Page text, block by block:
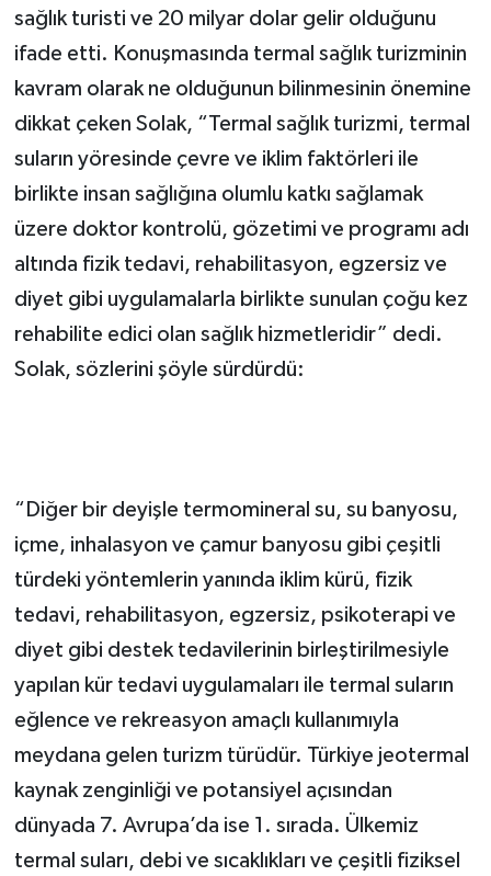
sağlık turisti ve 20 milyar dolar gelir olduğunu
ifade etti. Konuşmasında termal sağlık turizminin
kavram olarak ne olduğunun bilinmesinin önemine
dikkat çeken Solak, “Termal sağlık turizmi, termal
suların yöresinde çevre ve iklim faktörleri ile
birlikte insan sağlığına olumlu katkı sağlamak
üzere doktor kontrolü, gözetimi ve programı adı
altında fizik tedavi, rehabilitasyon, egzersiz ve
diyet gibi uygulamalarla birlikte sunulan çoğu kez
rehabilite edici olan sağlık hizmetleridir” dedi.
Solak, sözlerini şöyle sürdürdü:
“Diğer bir deyişle termomineral su, su banyosu,
içme, inhalasyon ve çamur banyosu gibi çeşitli
türdeki yöntemlerin yanında iklim kürü, fizik
tedavi, rehabilitasyon, egzersiz, psikoterapi ve
diyet gibi destek tedavilerinin birleştirilmesiyle
yapılan kür tedavi uygulamaları ile termal suların
eğlence ve rekreasyon amaçlı kullanımıyla
meydana gelen turizm türüdür. Türkiye jeotermal
kaynak zenginliği ve potansiyel açısından
dünyada 7. Avrupa’da ise 1. sırada. Ülkemiz
termal suları, debi ve sıcaklıkları ve çeşitli fiziksel